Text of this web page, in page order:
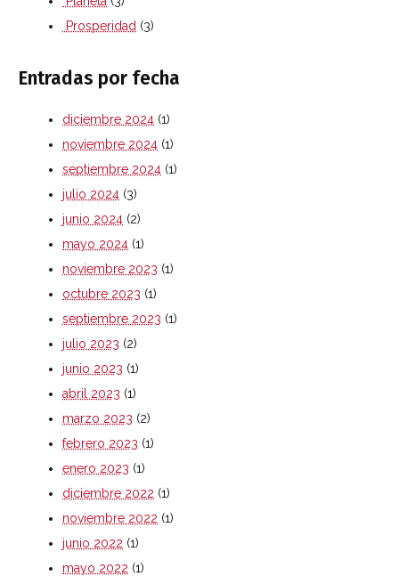
Prosperidad (3)
Entradas por fecha
diciembre 2024 (1)
noviembre 2024 (1)
septiembre 2024 (1)
julio 2024 (3)
junio 2024 (2)
mayo 2024 (1)
noviembre 2023 (1)
octubre 2023 (1)
septiembre 2023 (1)
julio 2023 (2)
junio 2023 (1)
abril 2023 (1)
marzo 2023 (2)
febrero 2023 (1)
enero 2023 (1)
diciembre 2022 (1)
noviembre 2022 (1)
junio 2022 (1)
mayo 2022 (1)